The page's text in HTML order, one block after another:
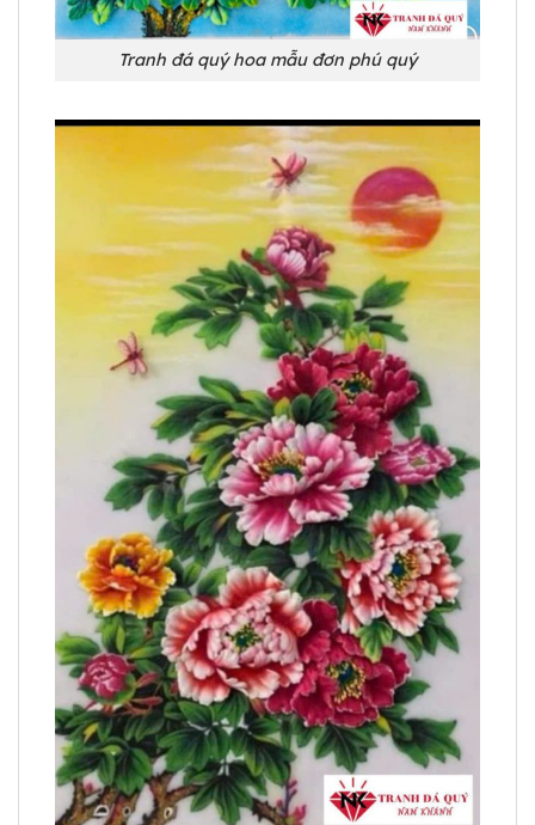
Tranh đá quý hoa mẫu đơn phú quý